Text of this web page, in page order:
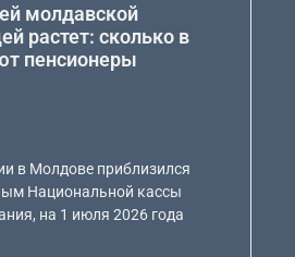
молдавской
растет: сколько в
пенсионеры
в Молдове приблизился
Национальной кассы
на 1 июля 2026 года